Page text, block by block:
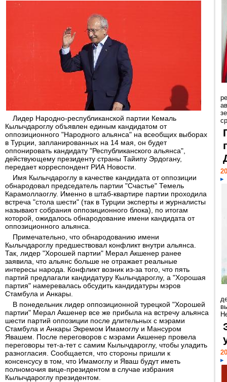
Лидер Народно-республиканской партии Кемаль
Кылычдароглу объявлен единым кандидатом от
оппозиционного "Народного альянса" на всеобщих выборах
в Турции, запланированных на 14 мая, он будет
оппонировать кандидату "Республиканского альянса",
действующему президенту страны Тайипу Эрдогану,
передает корреспондент РИА Новости.
Имя Кылычдароглу в качестве кандидата от оппозиции
обнародовал председатель партии "Счастье" Темель
Карамоллаоглу. Именно в штаб-квартире партии проходила
встреча "стола шести" (так в Турции эксперты и журналисты
называют собрания оппозиционного блока), по итогам
которой, ожидалось обнародование имени кандидата от
оппозиционного альянса.
Примечательно, что обнародованию имени
Кылычдароглу предшествовал конфликт внутри альянса.
Так, лидер "Хорошей партии" Мерал Акшенер ранее
заявила, что альянс больше не отражает реальные
интересы народа. Конфликт возник из-за того, что пять
партий предлагали кандидатуру Кылычдароглу, а "Хорошая
партия" намеревалась обсудить кандидатуры мэров
Стамбула и Анкары.
В понедельник лидер оппозиционной турецкой "Хорошей
партии" Мерал Акшенер все же прибыла на встречу альянса
шести партий оппозиции после длительных с мэрами
Стамбула и Анкары Экремом Имамоглу и Мансуром
Явашем. После переговоров с мэрами Акшенер провела
переговоры тет-а-тет с самим Кылычдароглу, чтобы уладить
разногласия. Сообщается, что стороны пришли к
консенсусу в том, что Имамоглу и Яваш будут иметь
полномочия вице-президентом в случае избрания
Кылычдароглу президентом.